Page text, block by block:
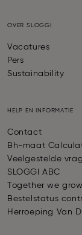
OVER SLOGGI
Vacatures
Pers
Sustainability
HELP EN INFORMATIE
Contact
Bh-maat
Veelgestelde
SLOGGI ABC
Together we grow
Bestelstatus
Herroeping Van